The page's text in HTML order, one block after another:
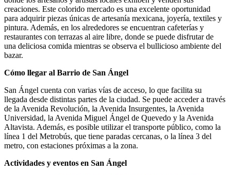
creaciones. Este colorido mercado es una excelente oportunidad
para adquirir piezas únicas de artesanía mexicana, joyería, textiles y
pintura. Además, en los alrededores se encuentran cafeterías y
restaurantes con terrazas al aire libre, donde se puede disfrutar de
una deliciosa comida mientras se observa el bullicioso ambiente del
bazar.
Cómo llegar al Barrio de San Ángel
San Ángel cuenta con varias vías de acceso, lo que facilita su
llegada desde distintas partes de la ciudad. Se puede acceder a través
de la Avenida Revolución, la Avenida Insurgentes, la Avenida
Universidad, la Avenida Miguel Ángel de Quevedo y la Avenida
Altavista. Además, es posible utilizar el transporte público, como la
línea 1 del Metrobús, que tiene paradas cercanas, o la línea 3 del
metro, con estaciones próximas a la zona.
Actividades y eventos en San Ángel